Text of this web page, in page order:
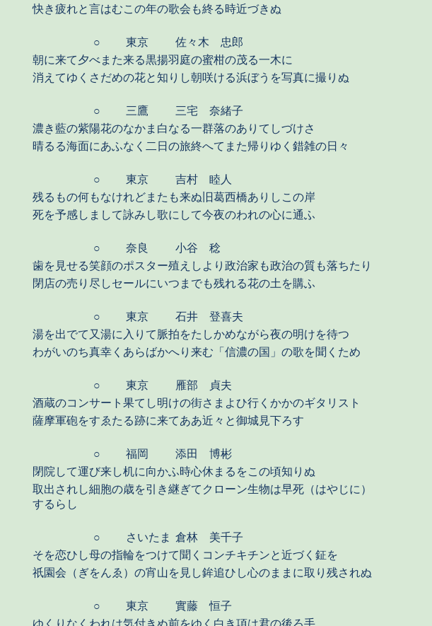
快き疲れと言はむこの年の歌会も終る時近づきぬ
○ 東京
佐々木 忠郎
朝に来て夕べまた来る黒揚羽庭の蜜柑の茂る一木に
消えてゆくさだめの花と知りし朝咲ける浜ぼうを写真に撮りぬ
○ 三鷹
三宅 奈緒子
濃き藍の紫陽花のなかま白なる一群落のありてしづけさ
晴るる海面にあふなく二日の旅終へてまた帰りゆく錯雑の日々
○ 東京
吉村 睦人
残るもの何もなけれどまたも来ぬ旧葛西橋ありしこの岸
死を予感しまして詠みし歌にして今夜のわれの心に通ふ
○ 奈良
小谷 稔
歯を見せる笑顔のポスター殖えしより政治家も政治の質も落ちたり
閉店の売り尽しセールにいつまでも残れる花の土を購ふ
○ 東京
石井 登喜夫
湯を出でて又湯に入りて脈拍をたしかめながら夜の明けを待つ
わがいのち真幸くあらばかへり来む「信濃の国」の歌を聞くため
○ 東京
雁部 貞夫
酒蔵のコンサート果てし明けの街さまよひ行くかかのギタリスト
薩摩軍砲をすゑたる跡に来てああ近々と御城見下ろす
○ 福岡
添田 博彬
閉院して運び来し机に向かふ時心休まるをこの頃知りぬ
取出されし細胞の歳を引き継ぎてクローン生物は早死（はやじに）
するらし
○ さいたま 倉林 美千子
そを恋ひし母の指輪をつけて聞くコンチキチンと近づく鉦を
祇園会（ぎをんゑ）の宵山を見し鉾追ひし心のままに取り残されぬ
○ 東京
實藤 恒子
ゆくりなくわれは気付きぬ前をゆく白き項は君の後ろ手